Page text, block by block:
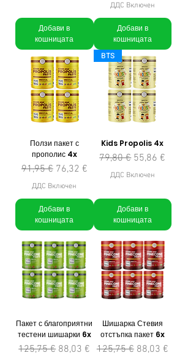
Добави в
кошницата
ДДС Включен
Добави в
кошницата
Ползи пакет с
прополис 4x
Редовна цена
91,95 € Продажна цена
76,32 €
ДДС Включен
Добави в
кошницата
BTS
Kids Propolis 4x
Редовна цена
79,80 € Продажна цена
55,86 €
ДДС Включен
Добави в
кошницата
Пакет с благоприятни
тестени шишарки 6x
Редовна цена
125,75 € Продажна цена
88,03 €
Шишарка Стевия
отстъпка пакет 6x
Редовна цена
125,75 € Продажна
88,03 €